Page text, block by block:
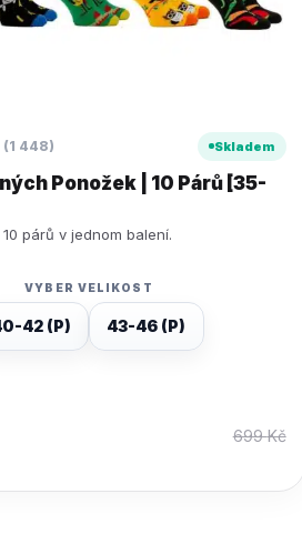
(1 448) Skladem
Ponožek | 10 Párů [35-
párů v jednom balení.
VYBER VELIKOST
42 (P) 43-46 (P)
699Kč